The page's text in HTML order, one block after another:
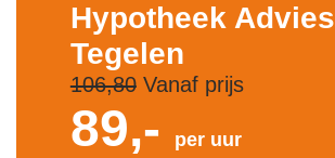
Hypotheek Advies
Tegelen
106,80Vanaf prijs
89,- per uur